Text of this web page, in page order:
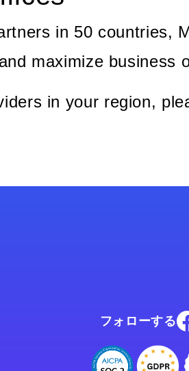
in 50 countries,
maximize business
in your region,
フォローする